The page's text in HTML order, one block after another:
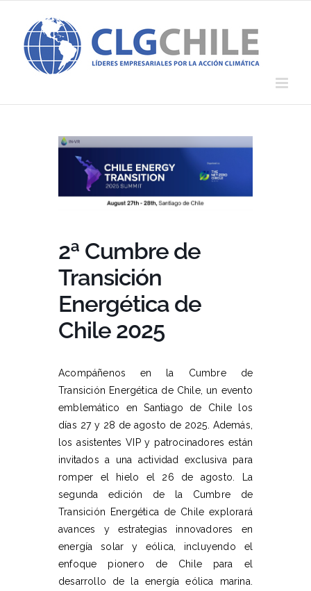
contenido
2ª Cumbre de
Transición
Energética de
Chile 2025
Acompáñenos en la Cumbre de
Transición Energética de Chile, un evento
emblemático en Santiago de Chile los
días 27 y 28 de agosto de 2025. Además,
los asistentes VIP y patrocinadores están
invitados a una actividad exclusiva para
romper el hielo el 26 de agosto. La
segunda edición de la Cumbre de
Transición Energética de Chile explorará
avances y estrategias innovadores en
energía solar y eólica, incluyendo el
enfoque pionero de Chile para el
desarrollo de la energía eólica marina.